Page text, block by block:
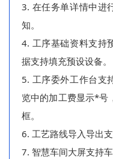
3. 在任务单详情中进
知。
4. 工序基础资料支持
据支持填充预设设备。
5. 工序委外工作台支
览中的加工费显示*号
框。
6. 工艺路线导入导出
7. 智慧车间大屏支持